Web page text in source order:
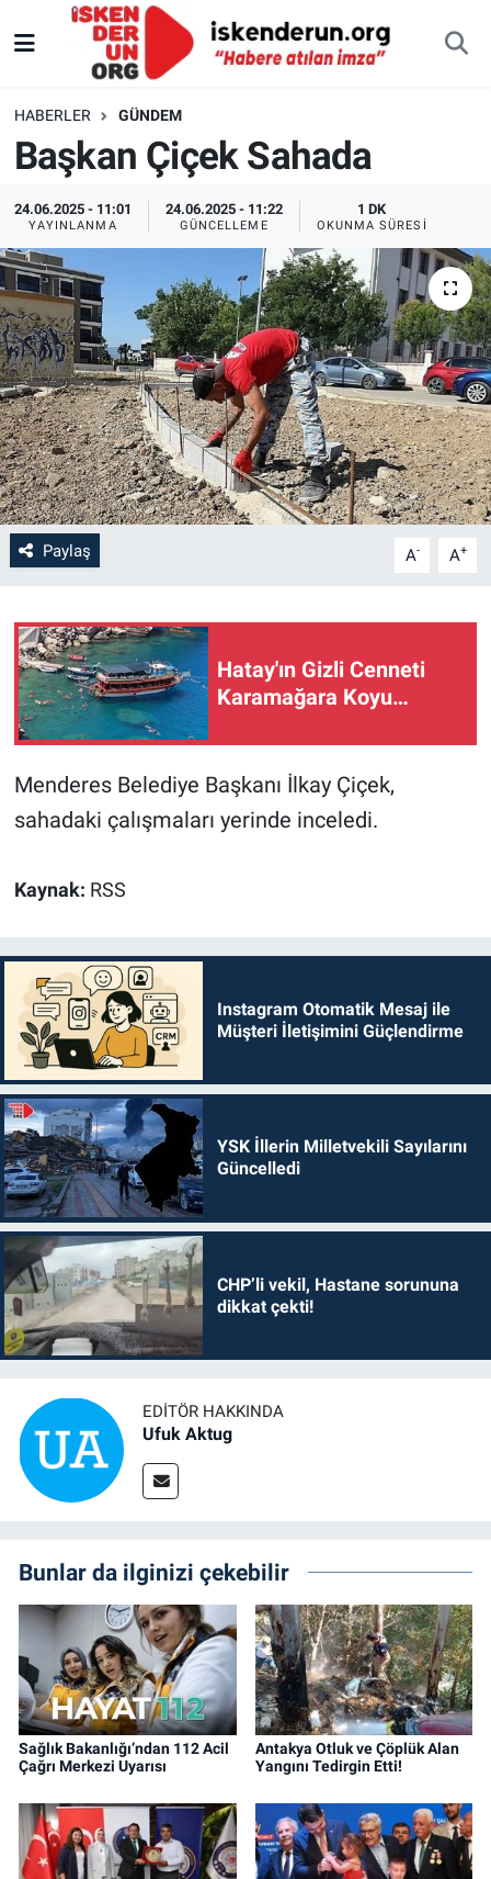
HABERLER GÜNDEM
Başkan Çiçek Sahada
24.06.2025 - 11:01
YAYINLANMA
24.06.2025 - 11:22
GÜNCELLEME
1 DK
OKUNMA SÜRESI
Paylaş A- A+
Hatay'ın Gizli Cenneti
Karamağara Koyu…
Menderes Belediye Başkanı İlkay Çiçek,
sahadaki çalışmaları yerinde inceledi.
Kaynak: RSS
Instagram Otomatik Mesaj ile
Müşteri İletişimini Güçlendirme
YSK İllerin Milletvekili Sayılarını
Güncelledi
CHP’li vekil, Hastane sorununa
dikkat çekti!
EDITÖR HAKKINDA
Ufuk Aktug
Bunlar da ilginizi çekebilir
Sağlık Bakanlığı’ndan 112 Acil
Çağrı Merkezi Uyarısı
Antakya Otluk ve Çöplük Alan
Yangını Tedirgin Etti!